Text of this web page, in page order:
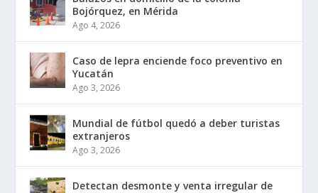
Bojórquez, en Mérida
Ago 4, 2026
Caso de lepra enciende foco preventivo en
Yucatán
Ago 3, 2026
Mundial de fútbol quedó a deber turistas
extranjeros
Ago 3, 2026
Detectan desmonte y venta irregular de